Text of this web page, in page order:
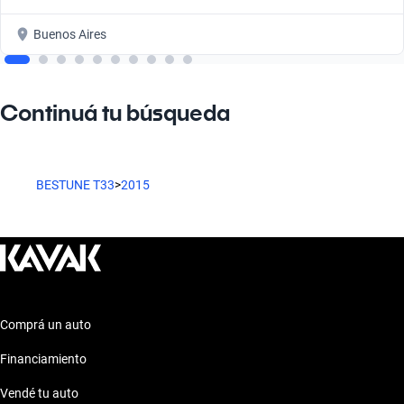
Buenos Aires
Continuá tu búsqueda
BESTUNE T33>2015
Comprá un auto
Financiamiento
Vendé tu auto